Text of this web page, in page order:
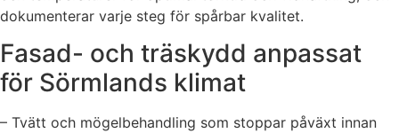
dokumenterar varje steg för spårbar kvalitet.
Fasad- och träskydd anpassat
för Sörmlands klimat
– Tvätt och mögelbehandling som stoppar påväxt innan